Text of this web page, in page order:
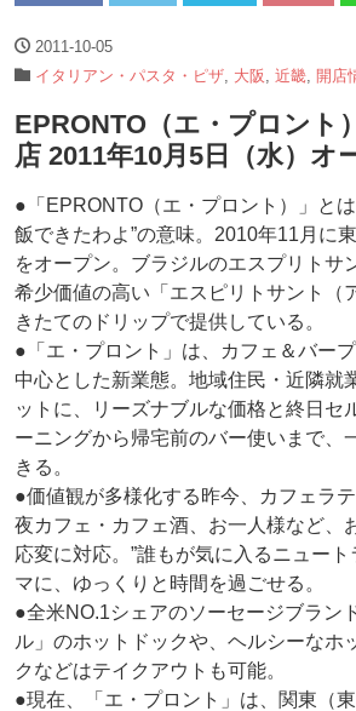
2011-10-05
イタリアン・パスタ・ピザ 大阪 近畿 開店
EPRONTO（エ・プロント
店 2011年10月5日（水）オ
●「EPRONTO（エ・プロント）」と
飯できたわよ”の意味。2010年11月に
をオープン。ブラジルのエスプリトサ
希少価値の高い「エスピリトサント（
きたてのドリップで提供している。
●「エ・プロント」は、カフェ＆バー
中心とした新業態。地域住民・近隣就
ットに、リーズナブルな価格と終日セ
ーニングから帰宅前のバー使いまで、
きる。
●価値観が多様化する昨今、カフェラテ
夜カフェ・カフェ酒、お一人様など、
応変に対応。”誰もが気に入るニュート
マに、ゆっくりと時間を過ごせる。
●全米NO.1シェアのソーセージブラン
ル」のホットドックや、ヘルシーなホ
クなどはテイクアウトも可能。
●現在、「エ・プロント」は、関東（